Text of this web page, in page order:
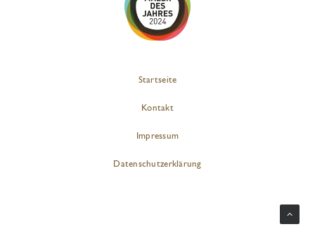
Startseite
Kontakt
Impressum
Datenschutzerklärung